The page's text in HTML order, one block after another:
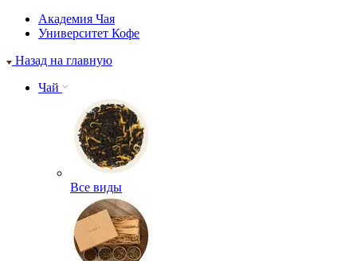
Академия Чая
Университет Кофе
Назад на главную
Чай
Все виды